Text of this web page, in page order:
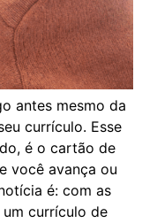
antes mesmo da
currículo. Esse
é o cartão de
você avança ou
é: com as
currículo de